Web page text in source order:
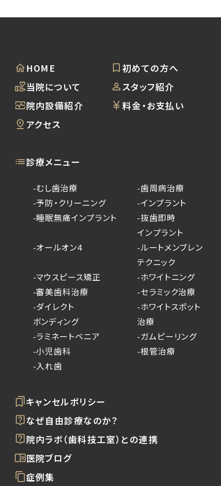
HOME
初めての方へ
当院について
スタッフ紹介
院内設備紹介
料金・お支払い
アクセス
診療メニュー
-むし歯治療
-歯周病治療
-予防・クリーニング
-インプラント
-睡眠無痛インプラント
-抜歯即時
インプラント
-オールオン4
-ルートメンブレン
テクニック
-マウスピース矯正
-ホワイトニング
-審美歯科治療
-セラミック治療
-ダイレクト
ボンディング
-ホワイトスポット
治療
-ラミネートベニア
-ガムピーリング
-小児歯科
-根管治療
-入れ歯
キャンセルポリシー
なぜ自由診療なのか？
院内ラボ（歯科技工室）との連携
医院ブログ
症例集